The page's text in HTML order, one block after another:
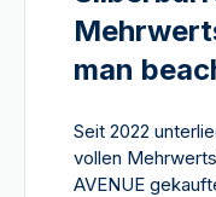
man
Seit 2022
vollen
AVENUE